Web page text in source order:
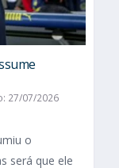
27/07/2026
o
será que ele